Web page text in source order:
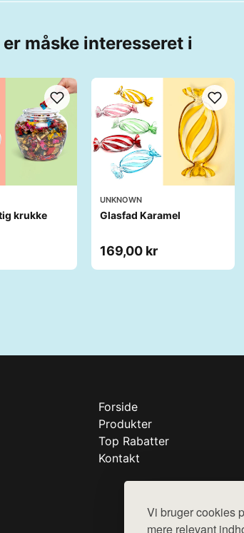
Vi bruger cookies
mere relevant
er måske interesseret i
krukke
UNKNOWN
Glasfad Karamel
169,00 kr
Forside
Produkter
Top Rabatter
Kontakt